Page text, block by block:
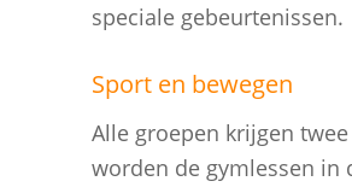
speciale gebeurtenissen.
Sport en bewegen
Alle groepen krijgen
worden de gymlessen in